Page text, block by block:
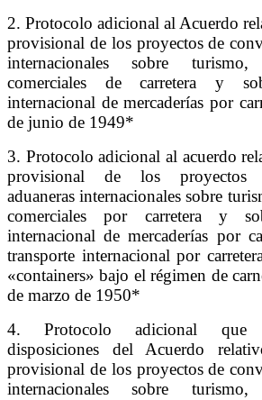
2. Protocolo adicional al Acuerdo
provisional de los proyectos de
internacionales sobre
comerciales de carretera y
internacional de mercaderías por
de junio de 1949*
3. Protocolo adicional al acuerdo
provisional de los proyectos
aduaneras internacionales sobre
comerciales por carretera y
internacional de mercaderías por
transporte internacional por
«containers» bajo el régimen de
de marzo de 1950*
4. Protocolo adicional que
disposiciones del Acuerdo
provisional de los proyectos de
internacionales sobre